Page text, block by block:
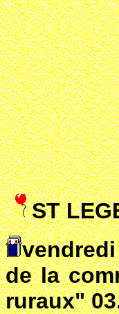
ST
de la
ruraux"